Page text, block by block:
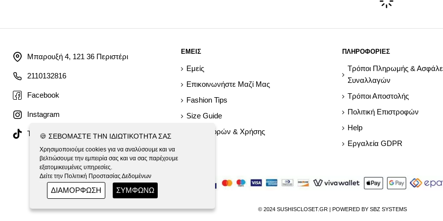
Μπαρουξή 4, 121 36 Περιστέρι
2110132816
Facebook
Instagram
Tiktok
ΕΜΕΙΣ
Εμείς
Επικοινωνήστε Μαζί Μας
Fashion Tips
Size Guide
Όροι Αγορών & Χρήσης
ΠΛΗΡΟΦΟΡΙΕΣ
Τρόποι Πληρωμής &
Συναλλαγών
Τρόποι Αποστολής
Πολιτική Επιστροφών
Help
Εργαλεία GDPR
© 2024 SUSHISCLOSET.GR | POWERED BY SBZ SYSTEMS
🍪 ΣΕΒΌΜΑΣΤΕ ΤΗΝ ΙΔΙΩΤΙΚΌΤΗΤΆ ΣΑΣ
Χρησιμοποιούμε cookies για να αναλύσουμε και να
βελτιώσουμε την εμπειρία σας και να σας παρέχουμε
εξατομικευμένες υπηρεσίες.
Δείτε την Πολιτική Προστασίας Δεδομένων
ΔΙΑΜΟΡΦΩΣΗ ΣΥΜΦΩΝΩ